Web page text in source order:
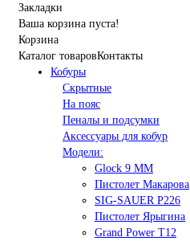
Закладки
Ваша корзина пуста!
Корзина
Каталог товаровКонтакты
Кобуры
Скрытные
На пояс
Пеналы и подсумки
Аксессуары для кобур
Модели:
Glock 9 ММ
Пистолет Макарова
SIG-SAUER P226
Пистолет Ярыгина
Grand Power T12